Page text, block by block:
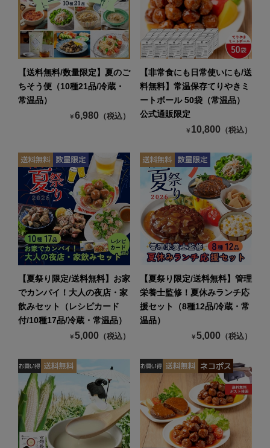
【送料無料/数量限定】夏のご
ちそう便（10種21品/冷蔵・
常温品）
￥6,980 （税込）
【非常食にも日常使いにも/送
料無料】常温保存てりやきミ
ートボール 50袋（常温品）
公式通販限定
￥ 10,800 （税込）
【夏祭り限定/送料無料】お家
でカンパイ！大人の夜店・家
飲みセット（レシピカード
付/10種17品/冷蔵・常温品）
￥5,000 （税込）
【夏祭り限定/送料無料】管理
栄養士監修！夏休みランチ応
援セット（8種12品/冷蔵・常
温品）
￥5,000 （税込）